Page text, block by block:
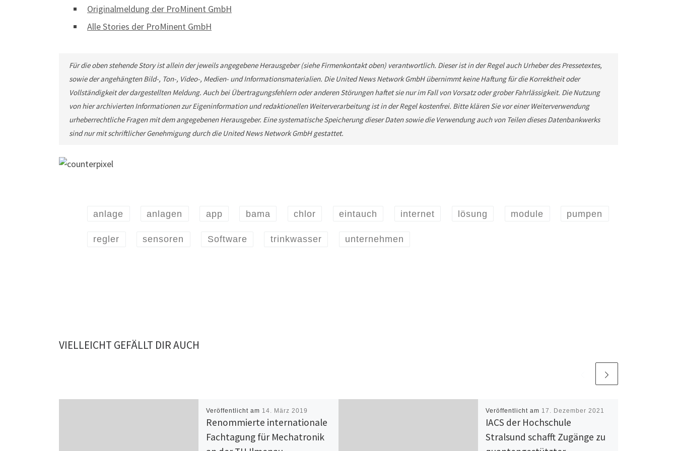
Originalmeldung der ProMinent GmbH
Alle Stories der ProMinent GmbH
Für die oben stehende Story ist allein der jeweils angegebene Herausgeber (siehe Firmenkontakt oben) verantwortlich. Dieser ist in der Regel auch Urheber des Pressetextes,
sowie der angehängten Bild-, Ton-, Video-, Medien- und Informationsmaterialien. Die United News Network GmbH übernimmt keine Haftung für die Korrektheit oder
Vollständigkeit der dargestellten Meldung. Auch bei Übertragungsfehlern oder anderen Störungen haftet sie nur im Fall von Vorsatz oder grober Fahrlässigkeit. Die Nutzung
von hier archivierten Informationen zur Eigeninformation und redaktionellen Weiterverarbeitung ist in der Regel kostenfrei. Bitte klären Sie vor einer Weiterverwendung
urheberrechtliche Fragen mit dem angegebenen Herausgeber. Eine systematische Speicherung dieser Daten sowie die Verwendung auch von Teilen dieses Datenbankwerks
sind nur mit schriftlicher Genehmigung durch die United News Network GmbH gestattet.
anlage anlagen app bama chlor eintauch internet lösung module pumpen
regler sensoren Software trinkwasser unternehmen
VIELLEICHT GEFÄLLT DIR AUCH
Veröffentlicht am 14. März 2019
Renommierte internationale
Fachtagung für Mechatronik
Veröffentlicht am 17. Dezember 2021
IACS der Hochschule
Stralsund schafft Zugänge zu